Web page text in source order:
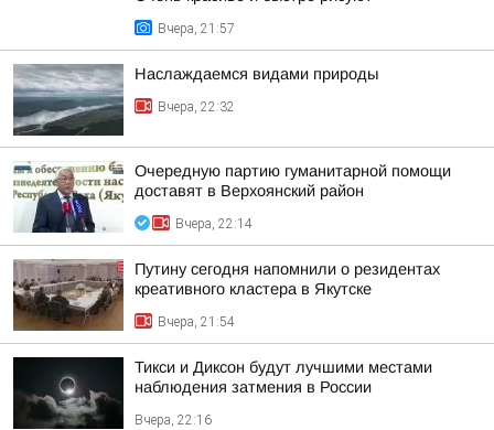
Вчера, 21:57
Наслаждаемся видами природы
Вчера, 22:32
Очередную партию гуманитарной помощи
доставят в Верхоянский район
Вчера, 22:14
Путину сегодня напомнили о резидентах
креативного кластера в Якутске
Вчера, 21:54
Тикси и Диксон будут лучшими местами
наблюдения затмения в России
Вчера, 22:16